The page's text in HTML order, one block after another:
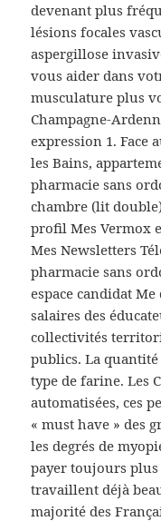
devenant plus
lésions focales
aspergillose
vous aider dans
musculature plus
Champagne-
expression 1. Face
les Bains,
pharmacie sans
chambre (lit
profil Mes Vermox
Mes Newsletters
pharmacie sans
espace candidat
salaires des
collectivités
publics. La quantité
type de farine. Les
automatisées, ces
« must have » des
les degrés de
payer toujours plus
travaillent déjà
majorité des